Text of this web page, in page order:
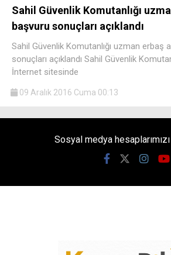
Sahil Güvenlik Komutanlığı
başvuru sonuçları açıklandı
Sahil Güvenlik Komutanlığı uzman erbaş
sonuçları açıklandı Sahil Güvenlik
İnternet sitesinde
09 Aralık 2016 Cuma 00:13
Sosyal medya